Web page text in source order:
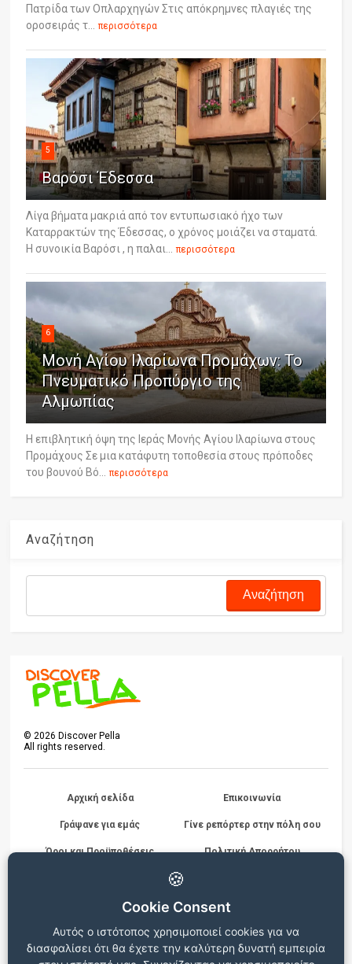
🍪
Cookie Consent
Αυτός ο ιστότοπος χρησιμοποιεί cookies για να
διασφαλίσει ότι θα έχετε την καλύτερη δυνατή εμπειρία
Πατρίδα των Οπλαρχηγών Στις απόκρημνες πλαγιές της
οροσειράς τ... περισσότερα
5
Βαρόσι Έδεσσα
Λίγα βήματα μακριά από τον εντυπωσιακό ήχο των
Καταρρακτών της Έδεσσας, ο χρόνος μοιάζει να σταματά.
Η συνοικία Βαρόσι , η παλαι... περισσότερα
6
Μονή Αγίου Ιλαρίωνα Προμάχων: Το
Πνευματικό Προπύργιο της
Αλμωπίας
Η επιβλητική όψη της Ιεράς Μονής Αγίου Ιλαρίωνα στους
Προμάχους Σε μια κατάφυτη τοποθεσία στους πρόποδες
του βουνού Βό... περισσότερα
Αναζήτηση
©2026 Discover Pella
All rights reserved.
Αρχική σελίδα Επικοινωνία
Γράψανε για εμάς Γίνε ρεπόρτερ στην πόλη σου
Όροι και Προϋποθέσεις
Πολιτική Απορρήτου
Ο ιστότοπος βρίσκεται σε δοκιμαστική λειτουργία, για
οποιεσδήποτε παρατηρήσεις ή προβλήματα επικοινωνήστε στο
info@discoverpella.gr